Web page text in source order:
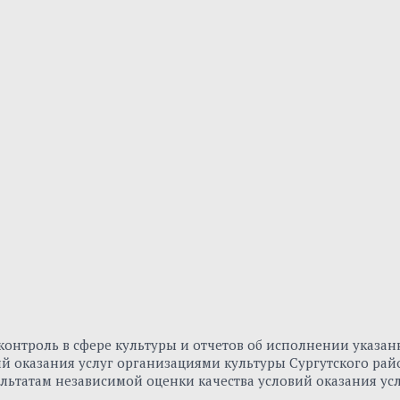
в сфере культуры и отчетов об исполнении
оказания услуг организациями культуры Сургутского
независимой оценки качества условий оказания